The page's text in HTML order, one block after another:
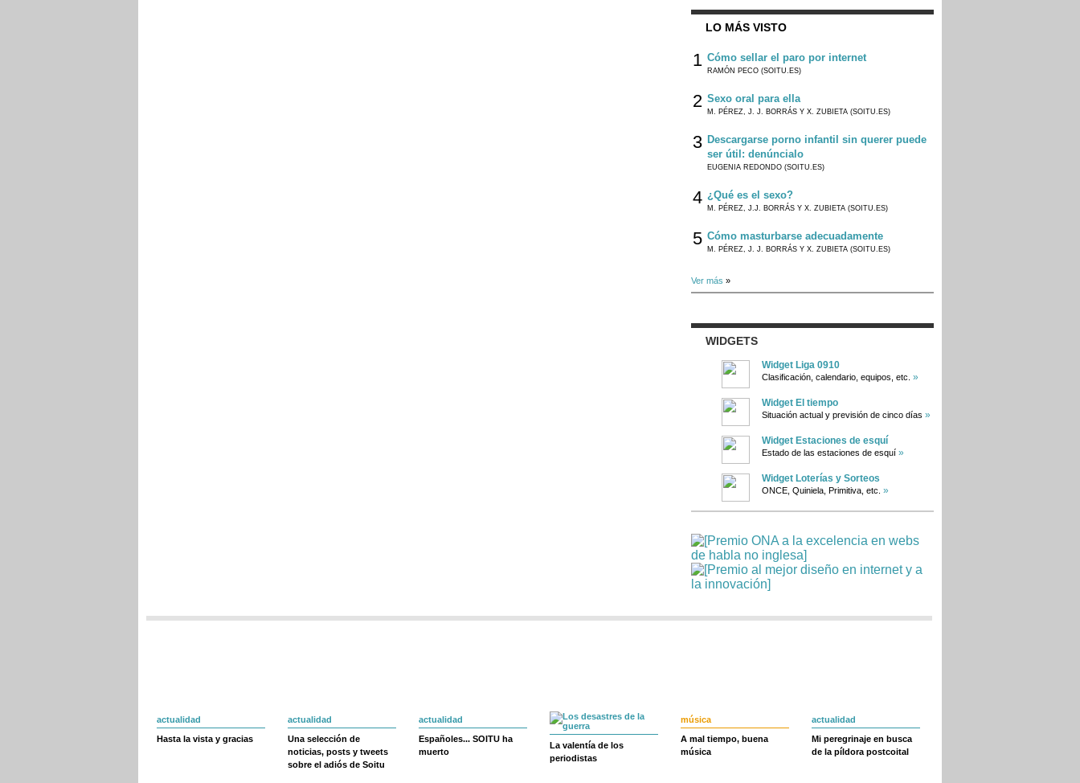
LO MÁS VISTO
1 Cómo sellar el paro por internet
RAMÓN PECO (SOITU.ES)
2 Sexo oral para ella
M. PÉREZ, J. J. BORRÁS Y X. ZUBIETA (SOITU.ES)
3 Descargarse porno infantil sin querer puede
ser útil: denúncialo
EUGENIA REDONDO (SOITU.ES)
4 ¿Qué es el sexo?
M. PÉREZ, J.J. BORRÁS Y X. ZUBIETA (SOITU.ES)
5 Cómo masturbarse adecuadamente
M. PÉREZ, J. J. BORRÁS Y X. ZUBIETA (SOITU.ES)
Ver más »
WIDGETS
Widget Liga 0910
Clasificación, calendario, equipos, etc. »
Widget El tiempo
Situación actual y previsión de cinco días »
Widget Estaciones de esquí
Estado de las estaciones de esquí »
Widget Loterías y Sorteos
ONCE, Quiniela, Primitiva, etc. »
actualidad
Hasta la vista y gracias
actualidad
Una selección de
noticias, posts y tweets
sobre el adiós de Soitu
actualidad
Españoles... SOITU ha
muerto
La valentía de los
periodistas
música
A mal tiempo, buena
música
actualidad
Mi peregrinaje en busca
de la píldora postcoital